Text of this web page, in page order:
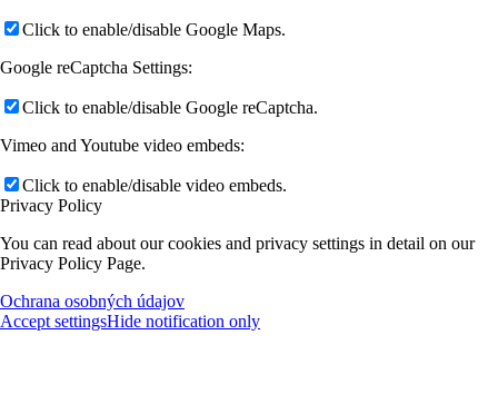
Click to enable/disable Google Maps.
Google reCaptcha Settings:
Click to enable/disable Google reCaptcha.
Vimeo and Youtube video embeds:
Click to enable/disable video embeds.
Privacy Policy
You can read about our cookies and privacy settings in detail on our
Privacy Policy Page.
Ochrana osobných údajov
Accept settingsHide notification only